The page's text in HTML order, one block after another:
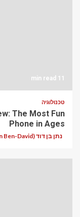
11 min read
טכנולוגיה
The Most Fun
Phone in Ages
נתן בן דוד (Natan Ben-David)